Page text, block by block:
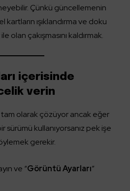
Çünkü güncellemenin
ışıklandırma ve doku
olan çakışmasını kaldırmak.
içerisinde
verin
tam olarak çözüyor ancak eğer
sürümü kullanıyorsanız pek işe
gerekir.
ve “Görüntü Ayarları”